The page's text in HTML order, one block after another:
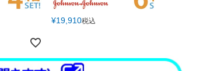
¥19,910税込